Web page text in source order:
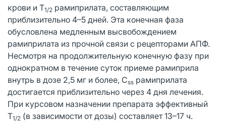
крови и T1/2 рамиприлата, составляющим
приблизительно 4–5 дней. Эта конечная фаза
обусловлена медленным высвобождением
рамиприлата из прочной связи с рецепторами АПФ.
Несмотря на продолжительную конечную фазу при
однократном в течение суток приеме рамиприла
внутрь в дозе 2,5 мг и более, Css рамиприлата
достигается приблизительно через 4 дня лечения.
При курсовом назначении препарата эффективный
T1/2 (в зависимости от дозы) составляет 13–17 ч.